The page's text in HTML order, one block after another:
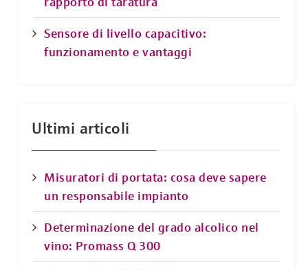
Sensore di livello capacitivo:
funzionamento e vantaggi
Ultimi articoli
Misuratori di portata: cosa deve sapere
un responsabile impianto
Determinazione del grado alcolico nel
vino: Promass Q 300